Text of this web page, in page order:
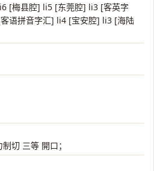
[梅县腔] li5 [东莞腔] li3 [客英字
语拼音字汇] li4 [宝安腔] li3 [海陆
切 三等 開口；